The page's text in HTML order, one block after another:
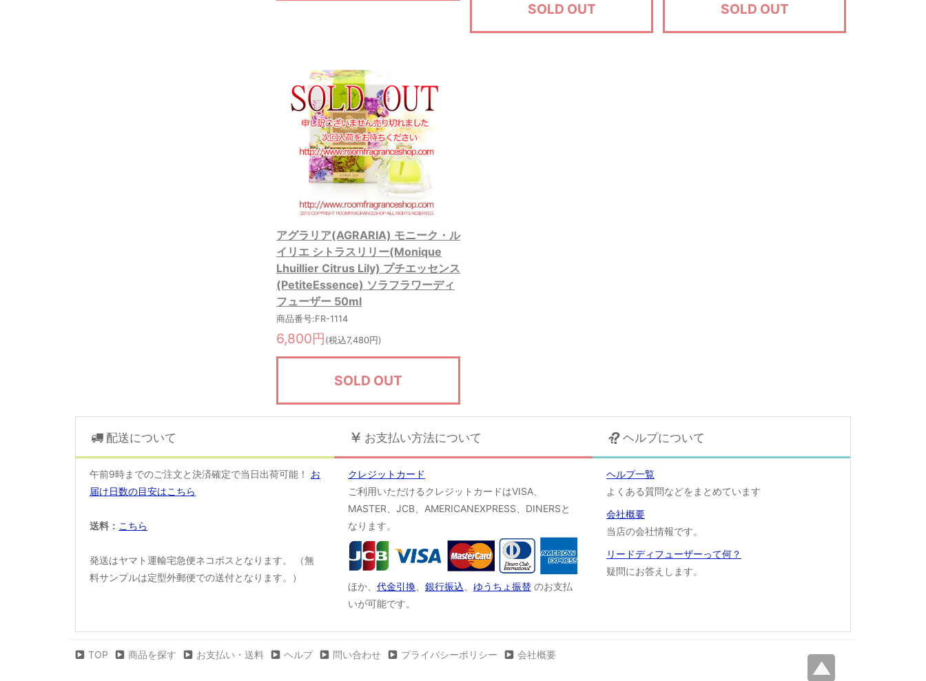
SOLD OUT SOLD OUT
アグラリア(AGRARIA) モニーク・ル
イリエ シトラスリリー(Monique
Lhuillier Citrus Lily) プチエッセンス
(PetiteEssence) ソラフラワーディ
フューザー 50ml
商品番号:FR-1114
6,800円 (税込7,480円)
SOLD OUT
配送について
午前9時までのご注文と決済確定で当日出荷可能！ お
届け日数の目安はこちら
送料： こちら
発送はヤマト運輸宅急便ネコポスとなります。 （無
料サンプルは定型外郵便での送付となります。）
お支払い方法について
クレジットカード
ご利用いただけるクレジットカードはVISA、
MASTER、JCB、AMERICANEXPRESS、DINERSと
なります。
ほか、 代金引換 銀行振込 ゆうちょ振替 のお支払
いが可能です。
ヘルプについて
ヘルプ一覧
よくある質問などをまとめています
会社概要
当店の会社情報です。
リードディフューザーって何？
疑問にお答えします。
TOP 商品を探す お支払い・送料 ヘルプ 問い合わせ プライバシーポリシー 会社概要